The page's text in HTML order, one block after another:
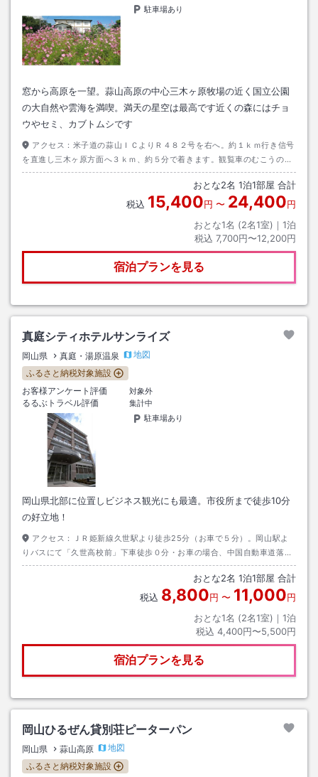
駐車場あり
窓から高原を一望。蒜山高原の中心三木ヶ原牧場の近く国立公園
の大自然や雲海を満喫。満天の星空は最高です近くの森にはチョ
ウやセミ、カブトムシです
アクセス： 米子道の蒜山ＩＣよりＲ４８２号を右へ。約１ｋｍ行き信号
を直進し三木ヶ原方面へ３ｋｍ、約５分で着きます。観覧車のむこうの丘
に見える白のペンションです。
おとな2名 1泊1部屋 合計
税込 15,400円 〜 24,400円
おとな1名 (2名1室)｜ 1泊
税込 7,700円〜12,200円
宿泊プランを見る
真庭シティホテルサンライズ
岡山県 真庭・湯原温泉
地図
ふるさと納税対象施設
お客様アンケート評価
対象外
るるぶトラベル評価
集計中
駐車場あり
岡山県北部に位置しビジネス観光にも最適。市役所まで徒歩10分
の好立地！
アクセス：
ＪＲ姫新線久世駅より徒歩25分（お車で５分）。岡山駅よ
りバスにて「久世高校前」下車徒歩０分・お車の場合、中国自動車道落合
ＩＣより10分。
おとな2名 1泊1部屋 合計
税込 8,800円 〜 11,000円
おとな1名 (2名1室)｜ 1泊
税込 4,400円〜5,500円
宿泊プランを見る
岡山ひるぜん貸別荘ピーターパン
岡山県 蒜山高原
地図
ふるさと納税対象施設